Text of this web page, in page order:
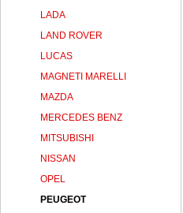
LADA
LAND ROVER
LUCAS
MAGNETI MARELLI
MAZDA
MERCEDES BENZ
MITSUBISHI
NISSAN
OPEL
PEUGEOT